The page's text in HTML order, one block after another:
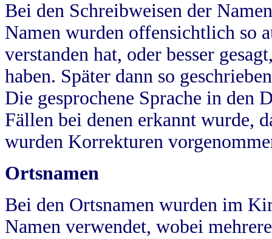
Bei den Schreibweisen der
Namen wurden offensichtlich so
verstanden hat, oder besser
haben. Später dann so
Die gesprochene Sprache in
Fällen bei denen erkannt wurde,
wurden Korrekturen
Ortsnamen
Bei den Ortsnamen wurden im
Namen verwendet, wobei